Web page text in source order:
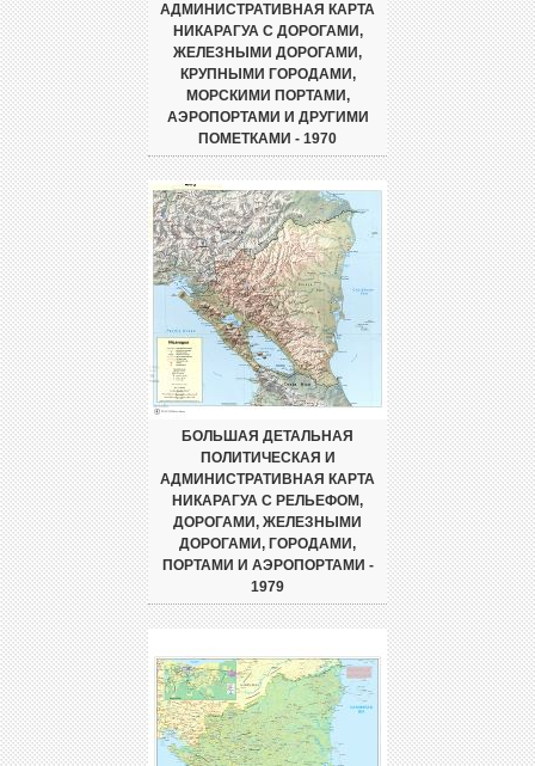
АДМИНИСТРАТИВНАЯ КАРТА
НИКАРАГУА С ДОРОГАМИ,
ЖЕЛЕЗНЫМИ ДОРОГАМИ,
КРУПНЫМИ ГОРОДАМИ,
МОРСКИМИ ПОРТАМИ,
АЭРОПОРТАМИ И ДРУГИМИ
ПОМЕТКАМИ - 1970
БОЛЬШАЯ ДЕТАЛЬНАЯ
ПОЛИТИЧЕСКАЯ И
АДМИНИСТРАТИВНАЯ КАРТА
НИКАРАГУА С РЕЛЬЕФОМ,
ДОРОГАМИ, ЖЕЛЕЗНЫМИ
ДОРОГАМИ, ГОРОДАМИ,
ПОРТАМИ И АЭРОПОРТАМИ -
1979